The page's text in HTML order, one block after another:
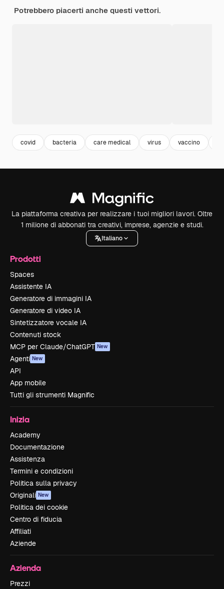
Potrebbero piacerti anche questi vettori.
covid bacteria care medical virus vaccino
La piattaforma creativa per realizzare i tuoi migliori lavori. Oltre
1 milione di abbonati tra creativi, imprese, agenzie e studi.
Italiano
Prodotti
Spaces
Assistente IA
Generatore di immagini IA
Generatore di video IA
Sintetizzatore vocale IA
Contenuti stock
MCP per Claude/ChatGPT New
Agenti New
API
App mobile
Tutti gli strumenti Magnific
Inizia
Academy
Documentazione
Assistenza
Termini e condizioni
Politica sulla privacy
Originali New
Politica dei cookie
Centro di fiducia
Affiliati
Aziende
Azienda
Prezzi